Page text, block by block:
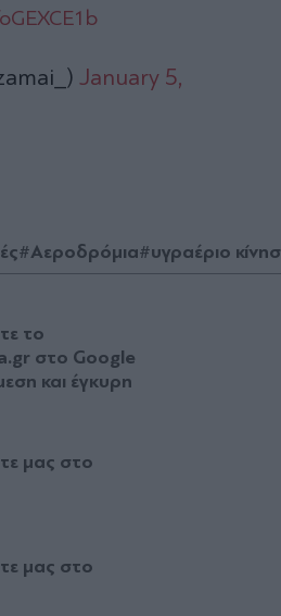
January 5,
#Αεροδρόμια#υγραέριο
το
στο Google
και έγκυρη
μας στο
μας στο